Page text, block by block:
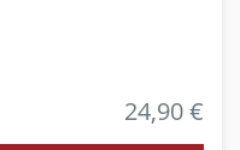
24,90 €